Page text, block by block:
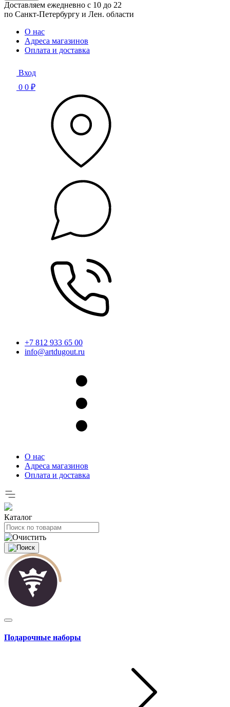
Доставляем ежедневно с 10 до 22
по Санкт-Петербургу и Лен. области
О нас
Адреса магазинов
Оплата и доставка
Вход
0 0 ₽
+7 812 933 65 00
info@artdugout.ru
О нас
Адреса магазинов
Оплата и доставка
Каталог
Подарочные наборы